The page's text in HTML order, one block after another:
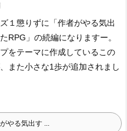
１ 懲りずに「作者がやる気出
RPG」の続編になりますー。
をテーマに作成しているこの
また小さな1歩が追加されまし
やる気出す ...